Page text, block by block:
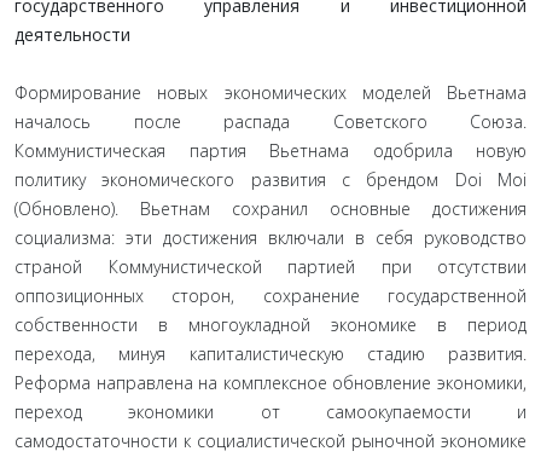
государственного управления и инвестиционной
деятельности
Формирование новых экономических моделей Вьетнама
началось после распада Советского Союза.
Коммунистическая партия Вьетнама одобрила новую
политику экономического развития с брендом Doi Moi
(Обновлено). Вьетнам сохранил основные достижения
социализма: эти достижения включали в себя руководство
страной Коммунистической партией при отсутствии
оппозиционных сторон, сохранение государственной
собственности в многоукладной экономике в период
перехода, минуя капиталистическую стадию развития.
Реформа направлена на комплексное обновление экономики,
переход экономики от самоокупаемости и
самодостаточности к социалистической рыночной экономике